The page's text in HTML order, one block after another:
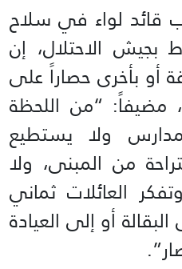
قائد لواء في سلاح
بجيش الاحتلال، إن
أو بأخرى حصاراً على
مضيفاً: “من اللحظة
ولا يستطيع
من المبنى، ولا
العائلات ثماني
أو إلى العيادة